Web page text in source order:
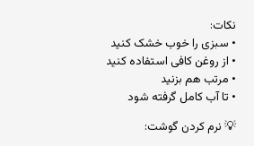
نکات:
• سبزی را خوب خشک کنید
• از روغن کافی استفاده کنید
• مرتب هم بزنید
• تا آب کامل گرفته شود
💡 نرم کردن گوشت: